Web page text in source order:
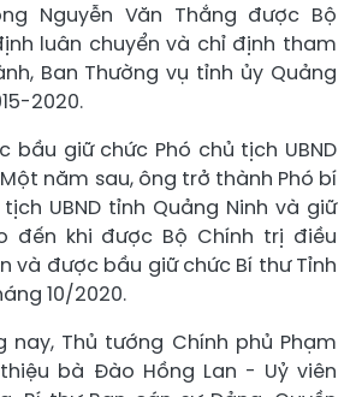
Nguyễn Văn Thắng được Bộ
luân chuyển và chỉ định tham
Ban Thường vụ tỉnh ủy Quảng
2020.
bầu giữ chức Phó chủ tịch UBND
năm sau, ông trở thành Phó bí
UBND tỉnh Quảng Ninh và giữ
đến khi được Bộ Chính trị điều
và được bầu giữ chức Bí thư Tỉnh
10/2020.
nay, Thủ tướng Chính phủ Phạm
bà Đào Hồng Lan - Uỷ viên